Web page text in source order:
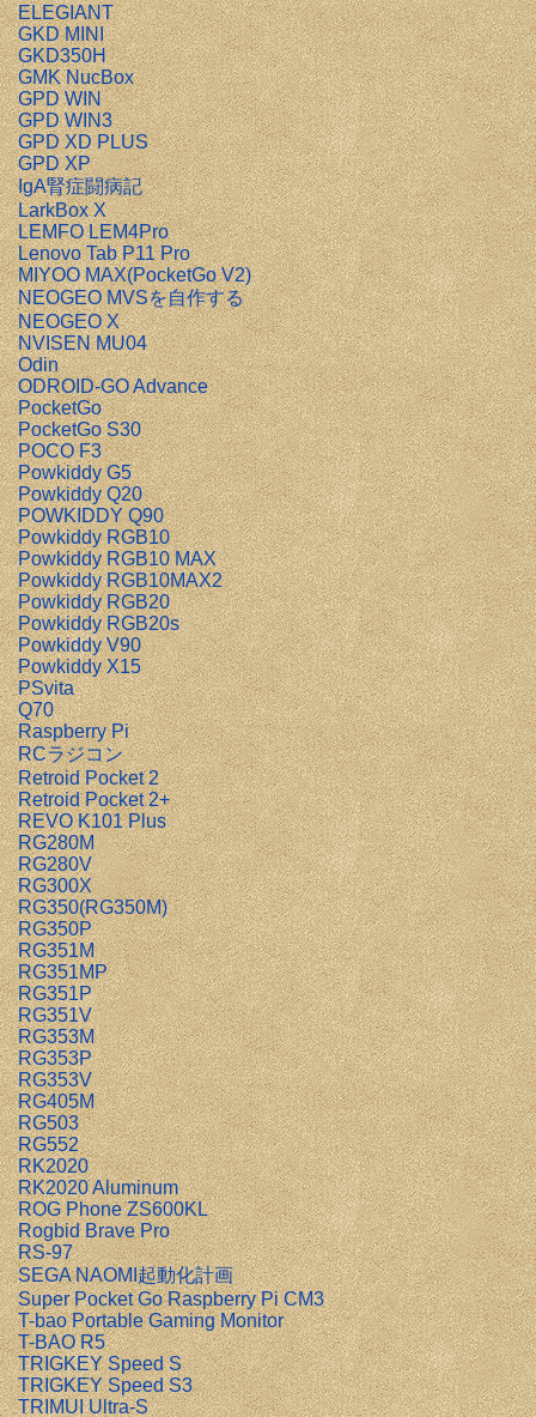
ELEGIANT
GKD MINI
GKD350H
GMK NucBox
GPD WIN
GPD WIN3
GPD XD PLUS
GPD XP
IgA腎症闘病記
LarkBox X
LEMFO LEM4Pro
Lenovo Tab P11 Pro
MIYOO MAX(PocketGo V2)
NEOGEO MVSを自作する
NEOGEO X
NVISEN MU04
Odin
ODROID-GO Advance
PocketGo
PocketGo S30
POCO F3
Powkiddy G5
Powkiddy Q20
POWKIDDY Q90
Powkiddy RGB10
Powkiddy RGB10 MAX
Powkiddy RGB10MAX2
Powkiddy RGB20
Powkiddy RGB20s
Powkiddy V90
Powkiddy X15
PSvita
Q70
Raspberry Pi
RCラジコン
Retroid Pocket 2
Retroid Pocket 2+
REVO K101 Plus
RG280M
RG280V
RG300X
RG350(RG350M)
RG350P
RG351M
RG351MP
RG351P
RG351V
RG353M
RG353P
RG353V
RG405M
RG503
RG552
RK2020
RK2020 Aluminum
ROG Phone ZS600KL
Rogbid Brave Pro
RS-97
SEGA NAOMI起動化計画
Super Pocket Go Raspberry Pi CM3
T-bao Portable Gaming Monitor
T-BAO R5
TRIGKEY Speed S
TRIGKEY Speed S3
TRIMUI Ultra-S